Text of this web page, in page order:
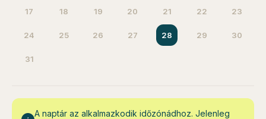
17 18 19 20 21 22 23
24 25 26 27 28 29 30
31
A naptár az alkalmazkodik időzónádhoz. Jelenleg